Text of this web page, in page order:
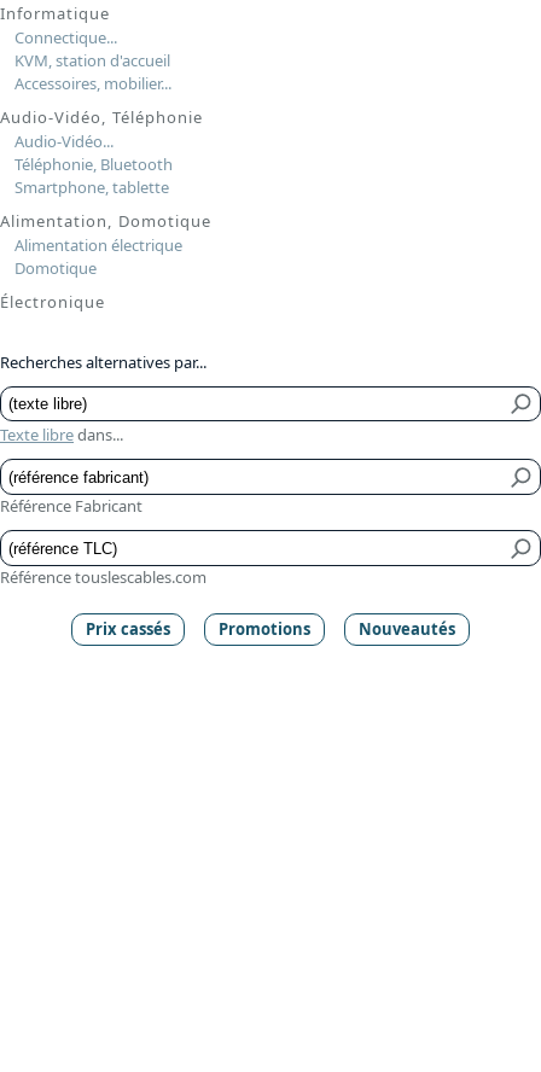
Informatique
Connectique...
KVM, station d'accueil
Accessoires, mobilier...
Audio-Vidéo, Téléphonie
Audio-Vidéo...
Téléphonie, Bluetooth
Smartphone, tablette
Alimentation, Domotique
Alimentation électrique
Domotique
Électronique
Recherches alternatives par...
Texte libredans...
Référence Fabricant
Référence touslescables.com
Prix cassés Promotions Nouveautés